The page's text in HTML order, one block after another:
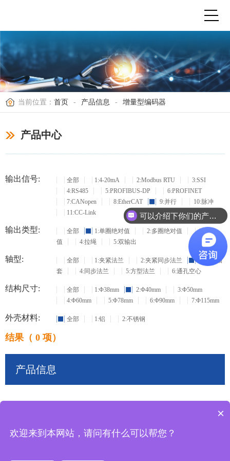
当前位置： 首页 - 产品信息 - 增量型编码器
产品中心
输出信号: 全部 1:4-20mA 2:Modbus RTU
3:SSI
4:RS485
5:PROFIBUS-DP
6:PROFINET
7:CANopen
8:EtherCAT 9:并行
10:脉冲
11:CC-Link
输出类型: 全部 1:单圈绝对值 2:多圈绝对值
3:增量
值
4:拉绳 5:双输出
轴型: 全部 1:夹紧法兰 2:夹紧同步法兰
3:盲孔轴
套
4:同步法兰 5:方型法兰 6:通孔空心
结构尺寸: 全部 1:Φ38mm 2:Φ40mm
3:Φ50mm
4:Φ60mm
5:Φ78mm 6:Φ90mm 7:Φ115mm
外壳材料: 全部 1:铝 2:不锈钢
结果（ 0 项）
产品信息
可以介绍下你们的产品么？
×
欢迎来到本网站，请问有什么可以帮您？